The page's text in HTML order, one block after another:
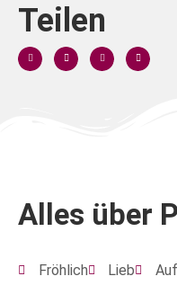
Teilen
Alles über
Fröhlich Lieb